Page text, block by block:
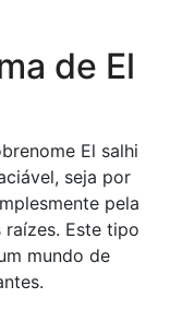
de El
El salhi
seja por
pela
Este tipo
mundo de